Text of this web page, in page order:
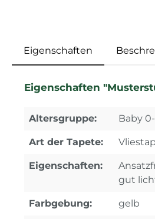
Eigenschaften
Eigenschaften
Altersgruppe: Baby
Art der Tapete:
Eigenschaften:
gut
Farbgebung: gelb